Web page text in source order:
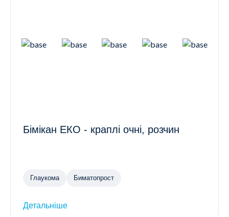
Бімікан ЕКО - краплі очні, розчин
Глаукома Биматопрост
Детальніше